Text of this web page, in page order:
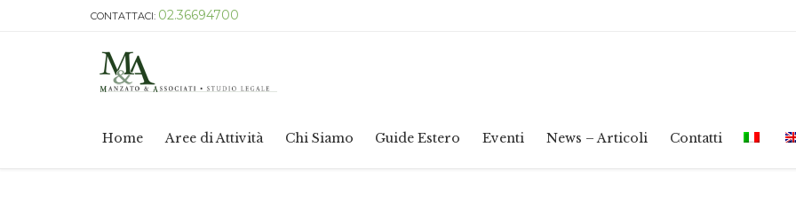
CONTATTACI: 02.36694700
Home Aree di Attività Chi Siamo Guide Estero Eventi News – Articoli Contatti